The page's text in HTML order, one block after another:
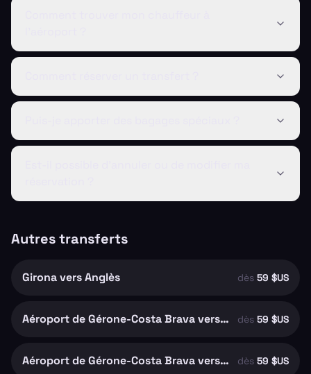
Autres transferts
Girona vers Anglès dès 59 $US
Aéroport de Gérone-Costa Brava vers Riudellots de la Selva dès 59 $US
Aéroport de Gérone-Costa Brava vers Girona dès 59 $US